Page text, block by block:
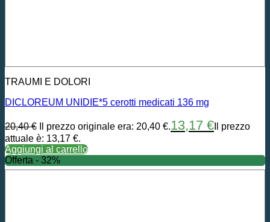
TRAUMI E DOLORI
DICLOREUM UNIDIE*5 cerotti medicati 136 mg
20,40€ Il prezzo originale era: 20,40 €.13,17 € Il prezzo
attuale è: 13,17 €.
Aggiungi al carrello
Offerta - 32%